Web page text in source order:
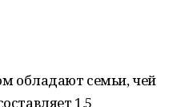
обладают семьи, чей
1,5